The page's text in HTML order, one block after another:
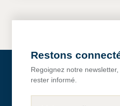
Restons
Regoignez notre
rester informé.